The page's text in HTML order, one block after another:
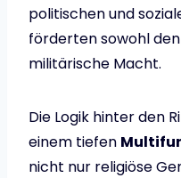
politischen und
förderten sowohl
militärische Macht.
Die Logik hinter den
einem tiefen
nicht nur religiöse